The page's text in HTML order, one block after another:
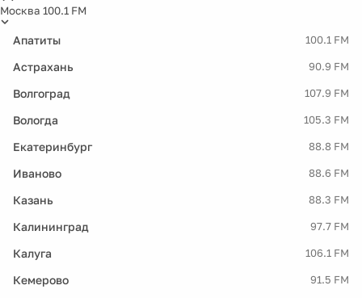
Москва 100.1 FM
Апатиты 100.1 FM
Астрахань 90.9 FM
Волгоград 107.9 FM
Вологда 105.3 FM
Екатеринбург 88.8 FM
Иваново 88.6 FM
Казань 88.3 FM
Калининград 97.7 FM
Калуга 106.1 FM
Кемерово 91.5 FM